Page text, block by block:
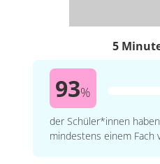
5
93%
der Schüler*innen
mindestens einem Fach